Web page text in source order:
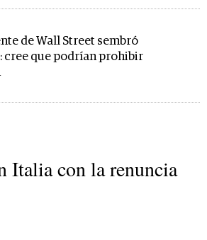
de Wall Street sembró
cree que podrían prohibir
Italia con la renuncia